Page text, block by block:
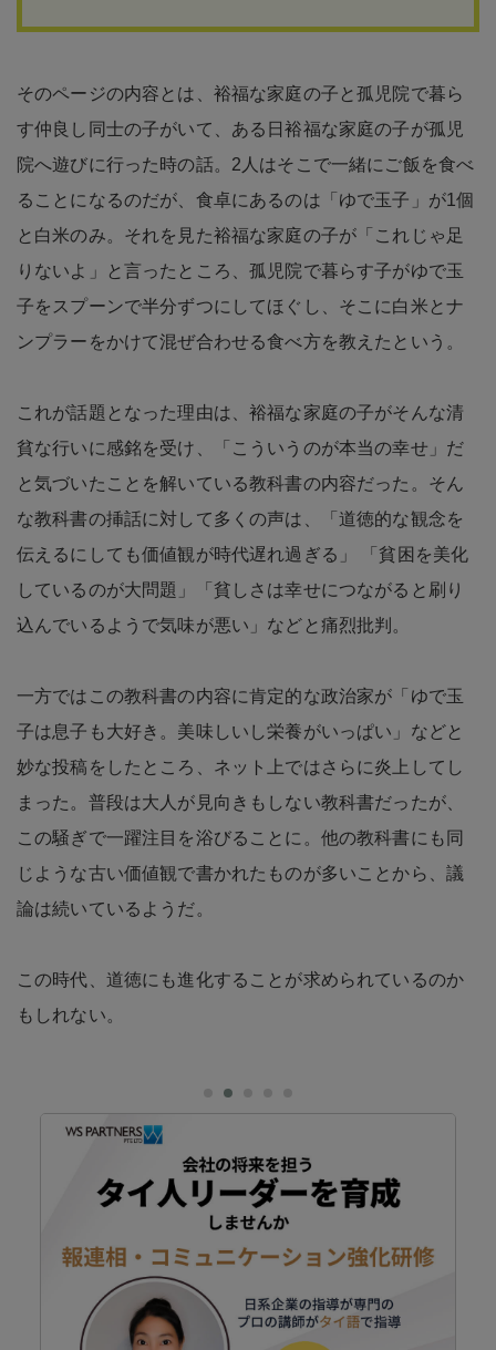
そのページの内容とは、裕福な家庭の子と孤児院で暮ら
す仲良し同士の子がいて、ある日裕福な家庭の子が孤児
院へ遊びに行った時の話。2人はそこで一緒にご飯を食べ
ることになるのだが、食卓にあるのは「ゆで玉子」が1個
と白米のみ。それを見た裕福な家庭の子が「これじゃ足
りないよ」と言ったところ、孤児院で暮らす子がゆで玉
子をスプーンで半分ずつにしてほぐし、そこに白米とナ
ンプラーをかけて混ぜ合わせる食べ方を教えたという。
これが話題となった理由は、裕福な家庭の子がそんな清
貧な行いに感銘を受け、「こういうのが本当の幸せ」だ
と気づいたことを解いている教科書の内容だった。そん
な教科書の挿話に対して多くの声は、「道徳的な観念を
伝えるにしても価値観が時代遅れ過ぎる」 「貧困を美化
しているのが大問題」「貧しさは幸せにつながると刷り
込んでいるようで気味が悪い」などと痛烈批判。
一方ではこの教科書の内容に肯定的な政治家が「ゆで玉
子は息子も大好き。美味しいし栄養がいっぱい」などと
妙な投稿をしたところ、ネット上ではさらに炎上してし
まった。普段は大人が見向きもしない教科書だったが、
この騒ぎで一躍注目を浴びることに。他の教科書にも同
じような古い価値観で書かれたものが多いことから、議
論は続いているようだ。
この時代、道徳にも進化することが求められているのか
もしれない。